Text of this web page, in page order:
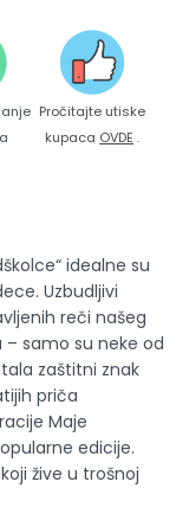
Pročitajte utiske
kupaca OVDE .
idealne su
Uzbudljivi
reči našeg
– samo su neke od
zaštitni znak
priča
Maje
edicije.
žive u trošnoj